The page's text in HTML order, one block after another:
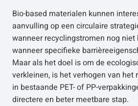
Bio-based materialen kunnen
aanvulling op een circulaire
wanneer recyclingstromen nog
wanneer specifieke
Maar als het doel is om de
verkleinen, is het verhogen van het
in bestaande PET- of PP-
directere en beter meetbare stap.